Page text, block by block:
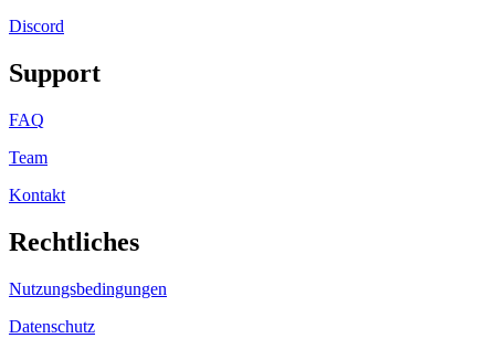
Discord
Support
FAQ
Team
Kontakt
Rechtliches
Nutzungsbedingungen
Datenschutz